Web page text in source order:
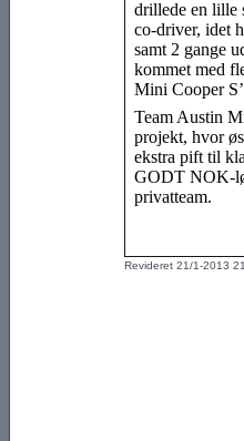
drillede en lille
co-driver, idet
samt 2 gange
kommet med
Mini Cooper
Team Austin
projekt, hvor
ekstra pift til
GODT NOK-
privatteam.
Revideret 21/1-2013